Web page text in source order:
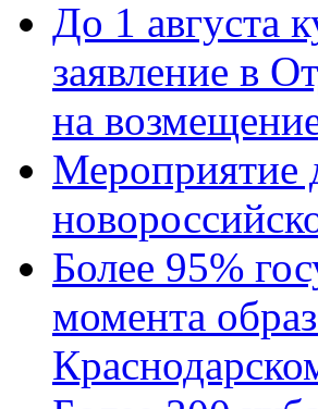
До 1 августа
заявление в
на
Мероприятие
Более 95%
момента